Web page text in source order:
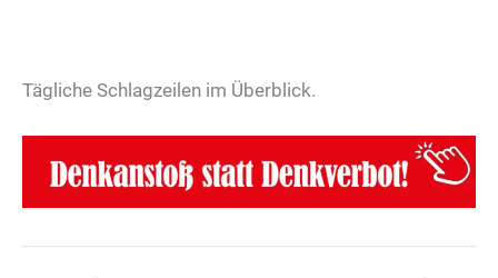
Tägliche Schlagzeilen im Überblick.